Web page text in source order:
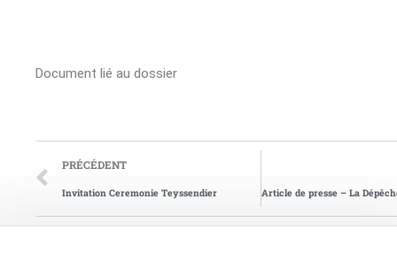
Document lié au dossier
PRÉCÉDENT
Invitation Ceremonie Teyssendier